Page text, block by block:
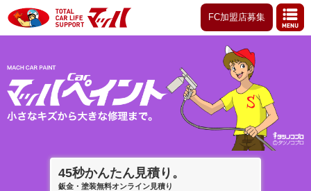
FC加盟店募集
45秒かんたん見積り。
鈑金・塗装無料オンライン見積り